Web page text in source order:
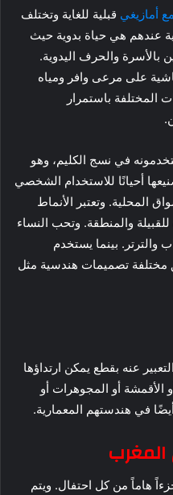
أمازيغي قبلية للغاية وتختلف
عندهم هي حياة بدوية حيث
بالأسرة والحرف اليدوية.
على مرعى وافر ومياه
المختلفة باستمرار
في نسج الكليم، وهو
أحيانًا للاستخدام الشخصي
المحلية. وتعتبر الأنماط
والمنطقة. وتحب النساء
والترتر. بينما يستخدم
مختلفة تصميمات هندسية مثل
عنه بقطع يمكن ارتداؤها
الأقمشة أو المجوهرات أو
في هندستهم المعمارية.
المغرب
هاماً من كل احتفال. ويتم